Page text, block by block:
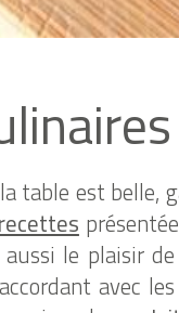
table est belle,
recettes
le plaisir
avec